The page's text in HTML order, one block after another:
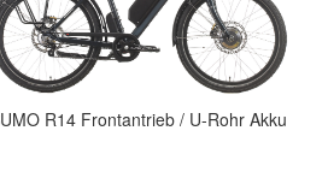
R14 Frontantrieb / U-Rohr Akku